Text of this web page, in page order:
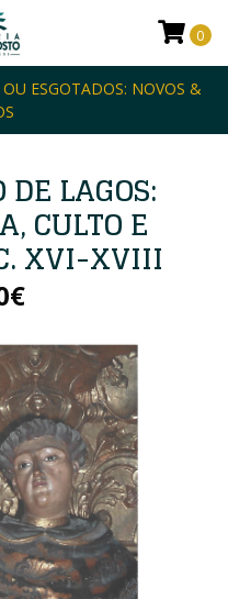
ESGOTADOS: NOVOS &
0
DE LAGOS:
CULTO E
XVI-XVIII